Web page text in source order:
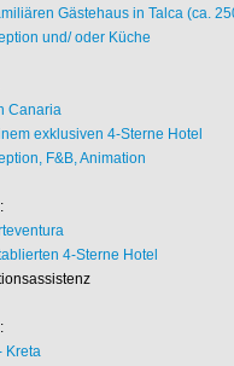
Gästehaus in Talca (ca.
und/ oder Küche
Canaria
exklusiven 4-Sterne Hotel
F&B, Animation
4-Sterne Hotel
Kreta